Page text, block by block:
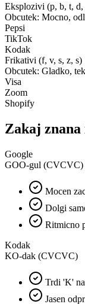
Eksplozivi (p, b, t,
Obcutek: Mocno,
Pepsi
TikTok
Kodak
Frikativi (f, v, s, z, s)
Obcutek: Gladko,
Visa
Zoom
Shopify
Zakaj
Google
GOO-gul (CVCVC)
Mocen
Dolgi
Ritmicno
Kodak
KO-dak (CVCVC)
Trdi 'K'
Jasen